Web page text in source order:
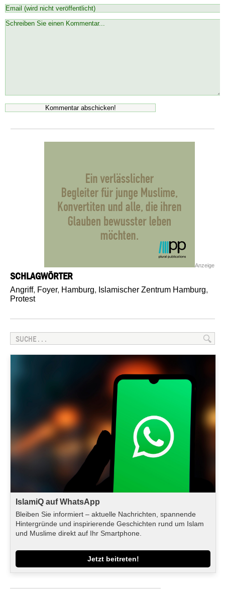
Anzeige
SCHLAGWÖRTER
Angriff, Foyer, Hamburg, Islamischer Zentrum Hamburg,
Protest
IslamiQ auf WhatsApp
Bleiben Sie informiert – aktuelle Nachrichten, spannende
Hintergründe und inspirierende Geschichten rund um Islam
und Muslime direkt auf Ihr Smartphone.
Jetzt beitreten!